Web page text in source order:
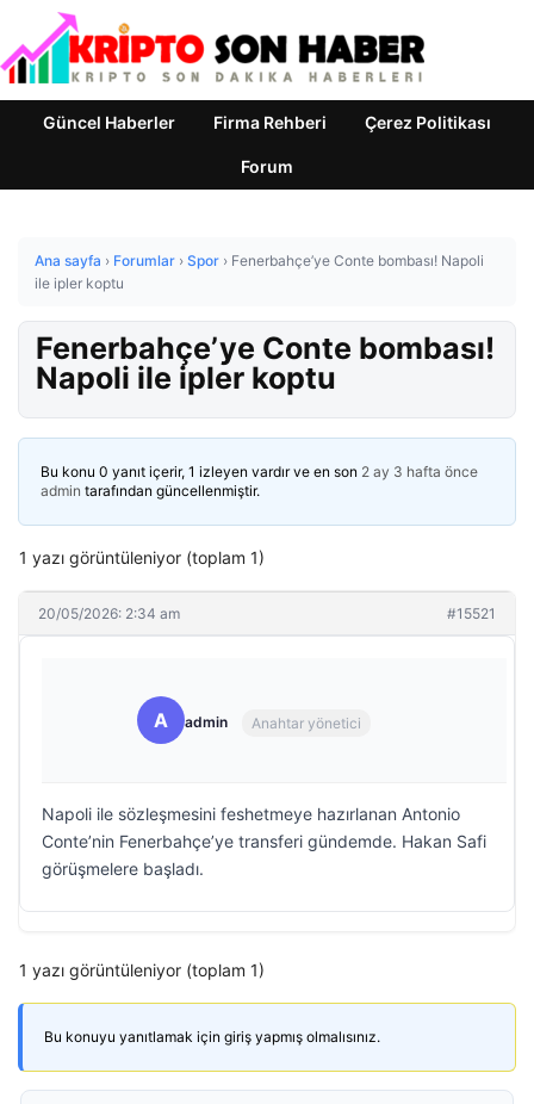
Güncel Haberler Firma Rehberi Çerez Politikası
Forum
Ana sayfa › Forumlar › Spor › Fenerbahçe’ye Conte bombası! Napoli
ile ipler koptu
Fenerbahçe’ye Conte bombası!
Napoli ile ipler koptu
Bu konu 0 yanıt içerir, 1 izleyen vardır ve en son 2 ay 3 hafta önce
admin tarafından güncellenmiştir.
1 yazı görüntüleniyor (toplam 1)
20/05/2026: 2:34 am #15521
A admin Anahtar yönetici
Napoli ile sözleşmesini feshetmeye hazırlanan Antonio
Conte’nin Fenerbahçe’ye transferi gündemde. Hakan Safi
görüşmelere başladı.
1 yazı görüntüleniyor (toplam 1)
Bu konuyu yanıtlamak için giriş yapmış olmalısınız.